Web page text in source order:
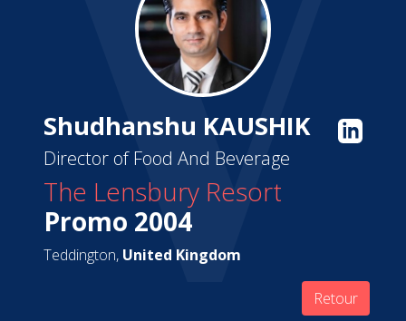
Shudhanshu KAUSHIK
Director of Food And Beverage
The Lensbury Resort
Promo 2004
Teddington, United Kingdom
Retour